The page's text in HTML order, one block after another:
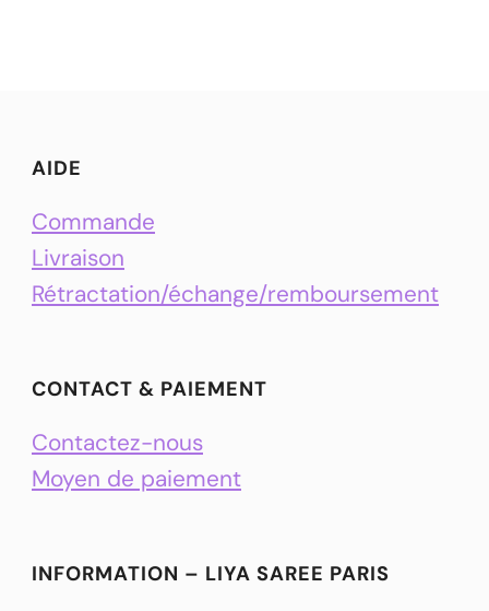
AIDE
Commande
Livraison
Rétractation/échange/remboursement
CONTACT & PAIEMENT
Contactez-nous
Moyen de paiement
INFORMATION – LIYA SAREE PARIS